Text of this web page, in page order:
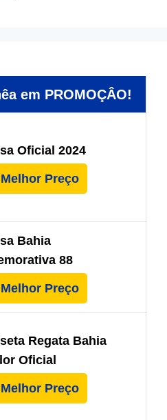
em PROMOÇÂO!
Oficial 2024
Preço
Bahia
88
Preço
Regata Bahia
Oficial
Preço